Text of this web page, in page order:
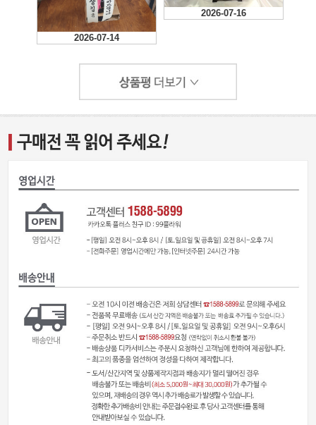
2026-07-16
2026-07-14